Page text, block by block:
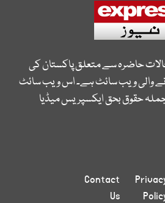
حاضرہ سے متعلق پاکستان کی
والی ویب سائٹ ہے۔ اس ویب سائٹ
جملہ حقوق بحق ایکسپریس میڈیا
Contact
Us